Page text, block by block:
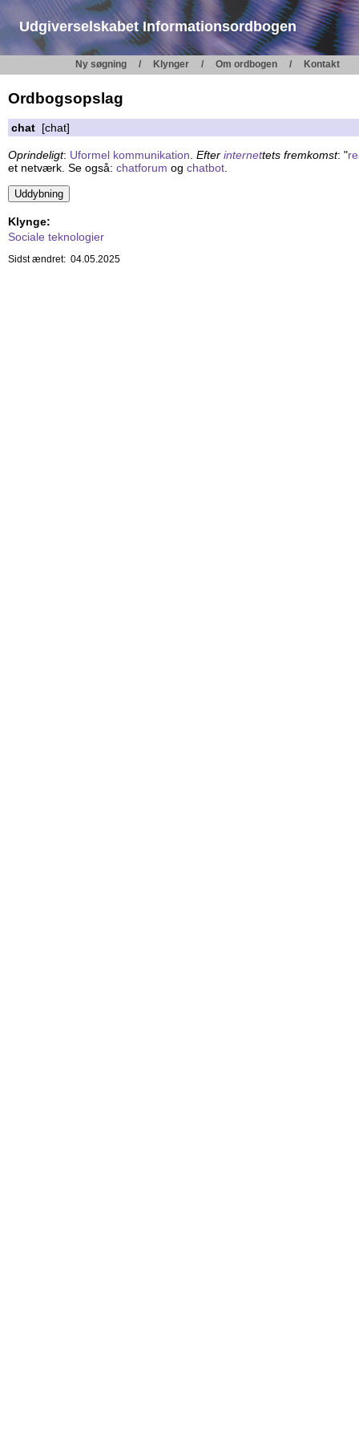
Udgiverselskabet Informationsordbogen
Ny søgning Klynger Om ordbogen Kontakt
Ordbogsopslag
chat [chat]
Oprindeligt: Uformel kommunikation Efter internettets fremkomst: "
et netværk. Se også: chatforum og chatbot
Klynge:
Sociale teknologier
Sidst ændret: 04.05.2025